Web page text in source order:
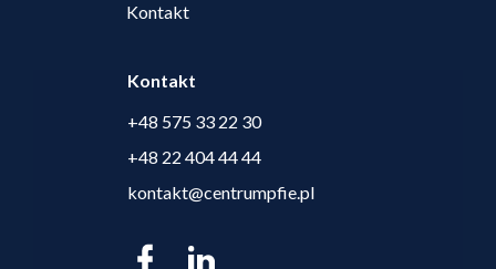
Kontakt
+48 575 33 22 30
+48 22 404 44 44
kontakt@centrumpfie.pl
Kontakt